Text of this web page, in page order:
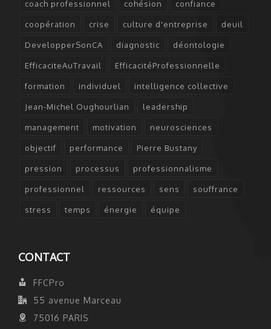
coach professionnel cohésion confiance
coopération crise culture d'entreprise deuil
DevelopperSonCA diagnostic déontologie
EfficaciteAuTravail EfficacitéProfessionnelle
formation individuel intelligence collective
Jean-Michel Oughourlian leadership
management motivation neurosciences
objectif performance Pierre Bustany
pression processus professionnalisme
professionnel ressources sens souffrance
stress temps énergie équipe
CONTACT
FFCPro
55 avenue Marceau
75016 PARIS